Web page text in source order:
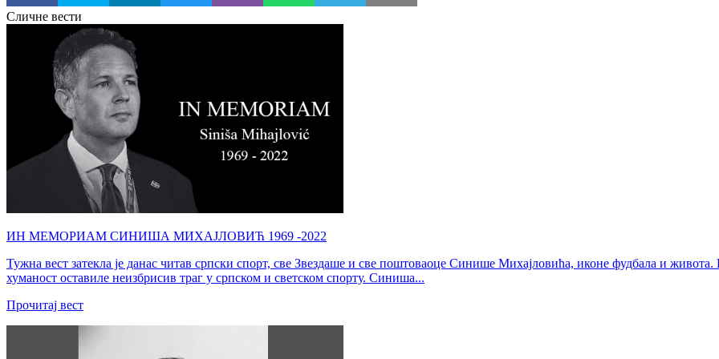
Сличне вести
ИН МЕМОРИАМ СИНИША МИХАЈЛОВИЋ 1969 -2022
Тужна вест затекла је данас читав српски спорт, све Звездаше и све поштоваоце Синише Михајловића, иконе фудбала и
хуманост оставиле неизбрисив траг у српском и светском спорту. Синиша...
Прочитај вест